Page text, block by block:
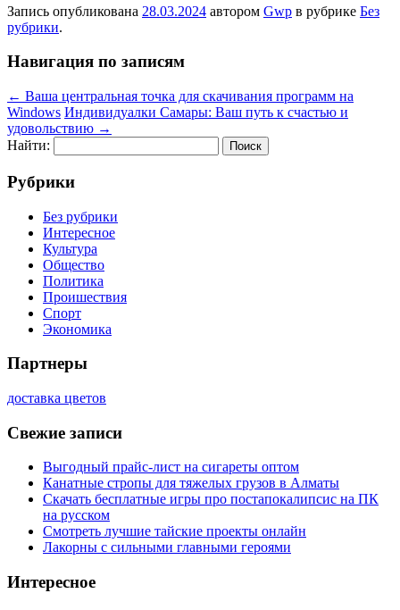
Запись опубликована 28.03.2024 автором Gwp в рубрике Без
рубрики.
Навигация по записям
← Ваша центральная точка для скачивания программ на
Windows Индивидуалки Самары: Ваш путь к счастью и
удовольствию →
Найти:
Рубрики
Без рубрики
Интересное
Культура
Общество
Политика
Проишествия
Спорт
Экономика
Партнеры
доставка цветов
Свежие записи
Выгодный прайс-лист на сигареты оптом
Канатные стропы для тяжелых грузов в Алматы
Скачать бесплатные игры про постапокалипсис на ПК
на русском
Смотреть лучшие тайские проекты онлайн
Лакорны с сильными главными героями
Интересное